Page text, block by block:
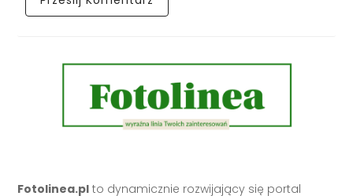
Fotolinea.pl to dynamicznie rozwijający się portal